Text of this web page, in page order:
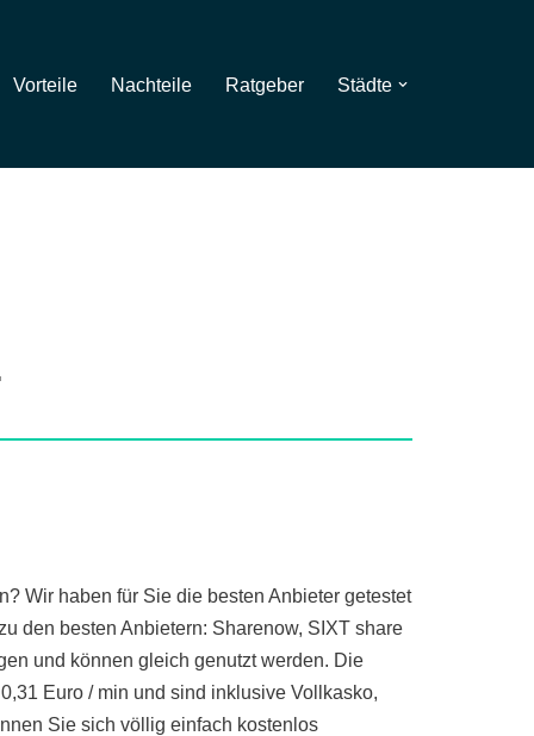
Vorteile Nachteile Ratgeber Städte
Wir haben für Sie die besten Anbieter getestet
den besten Anbietern: Sharenow, SIXT share
und können gleich genutzt werden. Die
Euro / min und sind inklusive Vollkasko,
Sie sich völlig einfach kostenlos